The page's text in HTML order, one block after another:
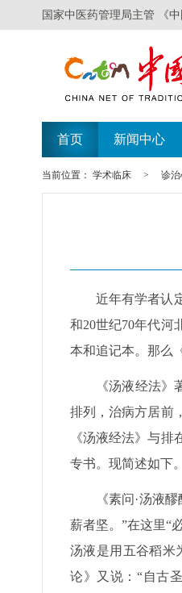
国家中医药管理局主管 《
首页 新闻中心
当前位置： 学术临床 > 诊
近年有学者认
和20世纪70年代河
本和追记本。那么
《汤液经法
排列，治病方居前
《汤液经法》与
专书。现简述如下。
《素问·汤液
薪者坚。”在这里“
汤液是用五谷稻米
论》又说：“自古